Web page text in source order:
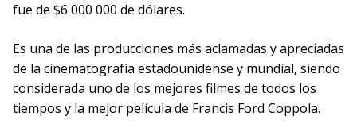
fue de $6 000 000 de dólares.
Es una de las producciones más aclamadas y apreciadas
de la cinematografía estadounidense y mundial, siendo
considerada uno de los mejores filmes de todos los
tiempos y la mejor película de Francis Ford Coppola.